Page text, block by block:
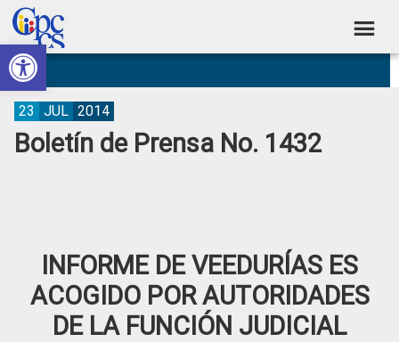
Abrir barra de herramientas
Skip
to
primary
navigation
Skip
to
main
content
Skip
to
primary
sidebar
Skip
to
footer
Consejo
de
Participación
Ciudadana
Construyendo
Poder
Ciudadano
Boletín de Prensa No. 1432
23 JUL 2014
INFORME DE VEEDURÍAS ES
ACOGIDO POR AUTORIDADES
DE LA FUNCIÓN JUDICIAL